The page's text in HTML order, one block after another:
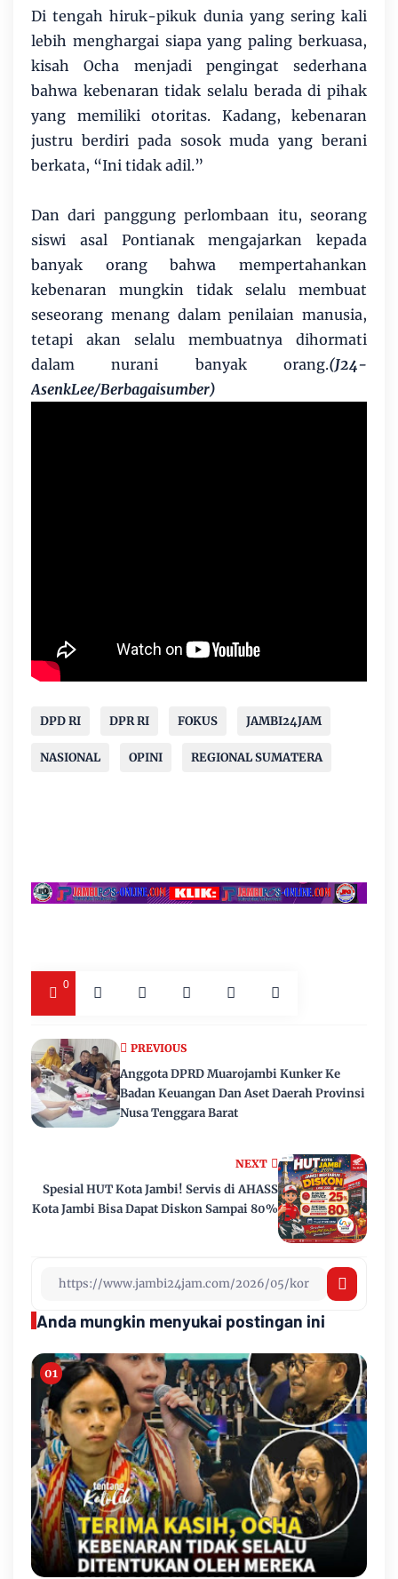
Di tengah hiruk-pikuk dunia yang sering kali
lebih menghargai siapa yang paling berkuasa,
kisah Ocha menjadi pengingat sederhana
bahwa kebenaran tidak selalu berada di pihak
yang memiliki otoritas. Kadang, kebenaran
justru berdiri pada sosok muda yang berani
berkata, “Ini tidak adil.”
Dan dari panggung perlombaan itu, seorang
siswi asal Pontianak mengajarkan kepada
banyak orang bahwa mempertahankan
kebenaran mungkin tidak selalu membuat
seseorang menang dalam penilaian manusia,
tetapi akan selalu membuatnya dihormati
dalam nurani banyak orang.(J24-
AsenkLee/Berbagaisumber)
DPD RI DPR RI FOKUS JAMBI24JAM
NASIONAL OPINI REGIONAL SUMATERA
0
NEXT
Spesial HUT Kota Jambi! Servis di AHASS
Kota Jambi Bisa Dapat Diskon Sampai 80%
PREVIOUS
Anggota DPRD Muarojambi Kunker Ke
Badan Keuangan Dan Aset Daerah Provinsi
Nusa Tenggara Barat
Anda mungkin menyukai postingan ini